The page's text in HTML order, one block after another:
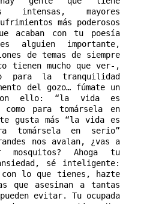
intensas, mayores
más poderosos
acaban con tu poesía
alguien importante,
de temas de siempre
tienen mucho que ver-,
para la tranquilidad
del gozo… fúmate un
ello: “la vida es
como para tomársela en
gusta más “la vida es
tomársela en serio”
nos avalan, ¿vas a
mosquitos? Ahoga tu
sé inteligente:
lo que tienes, hazte
que asesinan a tantas
evitar. Tu ocupada